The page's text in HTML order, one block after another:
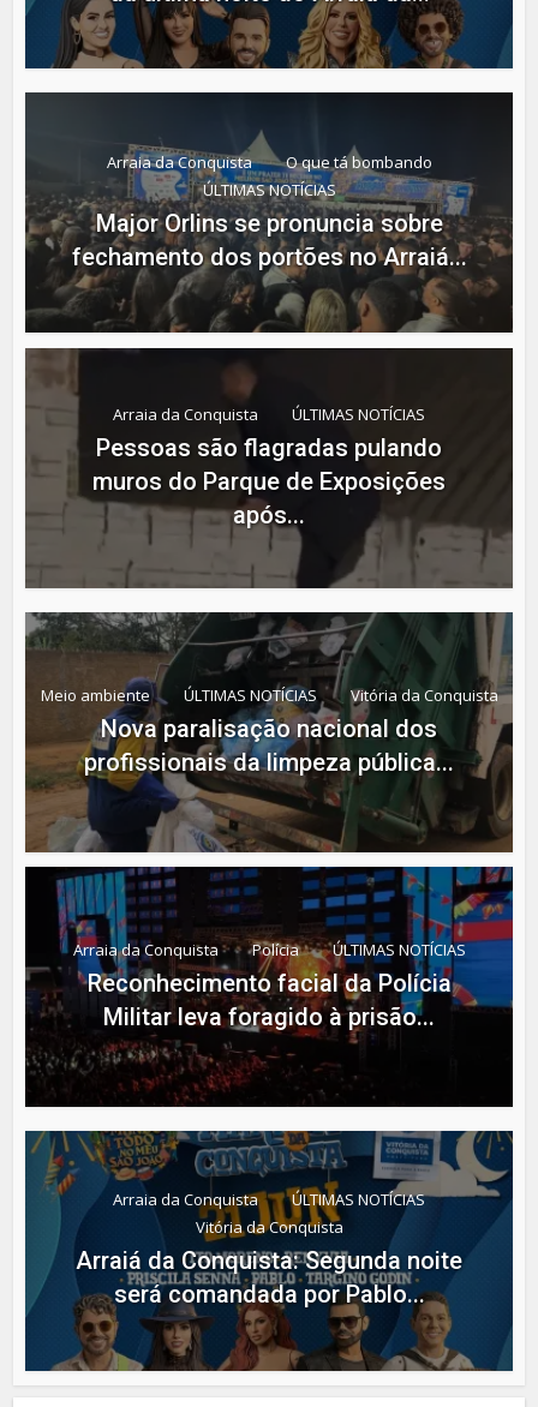
Arraia da Conquista
O que tá bombando
ÚLTIMAS NOTÍCIAS
Major Orlins se pronuncia sobre
fechamento dos portões no Arraiá...
Arraia da Conquista ÚLTIMAS NOTÍCIAS
Pessoas são flagradas pulando
muros do Parque de Exposições
após...
Meio ambiente ÚLTIMAS NOTÍCIAS Vitória da Conquista
Nova paralisação nacional dos
profissionais da limpeza pública...
Arraia da Conquista Polícia ÚLTIMAS NOTÍCIAS
Reconhecimento facial da Polícia
Militar leva foragido à prisão...
Arraia da Conquista
ÚLTIMAS NOTÍCIAS
Vitória da Conquista
Arraiá da Conquista: Segunda noite
será comandada por Pablo...